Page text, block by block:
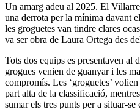
Un amarg adeu al 2025. El
una derrota per la mínima davant
les groguetes van tindre clares
va ser obra de Laura Ortega des
Tots dos equips es presentaven al
grogues venien de guanyar i les
compromís. Les ‘groguetes’
part alta de la classificació,
sumar els tres punts per a situar-